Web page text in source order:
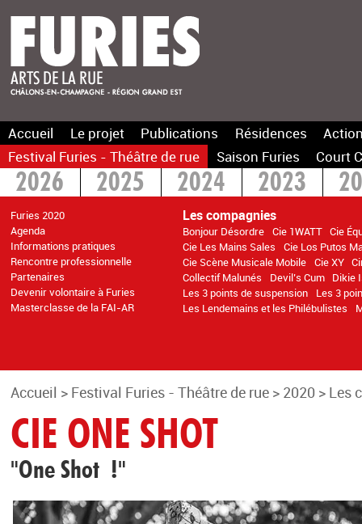
Accueil Le projet Publications Résidences
Festival Furies - Théâtre de rue
Saison Furies Court
2026 2025 2024 2023
Furies 2020
Agenda
Informations pratiques
Rencontre professionnelle
Partenaires
Devenir volontaire à Furies
Masterclasse de la FAI-AR
Les compagnies
Bonjour Désordre Cie 1WATT Cie
Cie Les Mains Sales
Cie Los Putos
Cie Scène Musicale Mobile Cie XY
Collectif Malunés
Devil’s Cum Dikie
Les 3 points de suspension
Les 3
Les Lendemains et les Philébulistes
2016 >2014
Accueil > Festival Furies - Théâtre de rue > 2020 > Les
CIE ONE SHOT
"One Shot !"